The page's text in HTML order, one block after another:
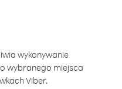
wykonywanie
wybranego miejsca
Viber.